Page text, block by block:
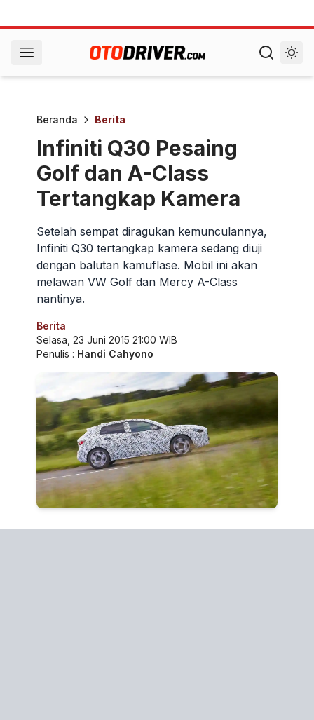
Beranda Berita
Infiniti Q30 Pesaing
Golf dan A-Class
Tertangkap Kamera
Setelah sempat diragukan kemunculannya,
Infiniti Q30 tertangkap kamera sedang diuji
dengan balutan kamuflase. Mobil ini akan
melawan VW Golf dan Mercy A-Class
nantinya.
Berita
Selasa, 23 Juni 2015 21:00 WIB
Penulis : Handi Cahyono